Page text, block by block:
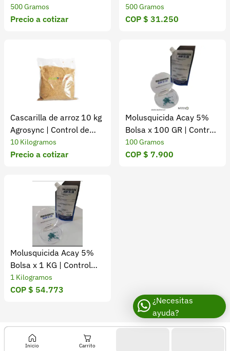
eficaz y seguro
500 Gramos
Precio a cotizar
Protección de Cultivos
500 Gramos
COP $ 31.250
Cascarilla de arroz 10 kg
Agrosync | Control de
malezas
10 Kilogramos
Precio a cotizar
Molusquicida Acay 5%
Bolsa x 100 GR | Control
de Plagas
100 Gramos
COP $ 7.900
Molusquicida Acay 5%
Bolsa x 1 KG | Control
Efectivo de Plagas
1 Kilogramos
COP $ 54.773
Inicio Carrito
¿Necesitas
ayuda?